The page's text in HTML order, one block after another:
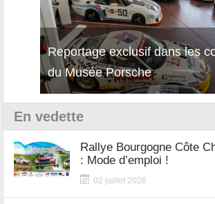
Reportage exclusif dans les
du Musée Porsche
Découverte de la nouvelle
12Cilindri Manuale
En vedette
Rallye Bourgogne Côte
: Mode d’emploi !
02 juillet 2026